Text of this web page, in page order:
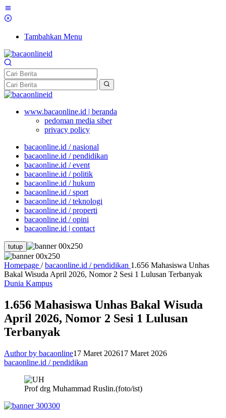
Tambahkan Menu
www.bacaonline.id | beranda
pedoman media siber
privacy policy
bacaonline.id / nasional
bacaonline.id / pendidikan
bacaonline.id / event
bacaonline.id / politik
bacaonline.id / hukum
bacaonline.id / sport
bacaonline.id / teknologi
bacaonline.id / properti
bacaonline.id / opini
bacaonline.id | contact
tutup
Homepage / bacaonline.id / pendidikan 1.656 Mahasiswa Unhas
Bakal Wisuda April 2026, Nomor 2 Sesi 1 Lulusan Terbanyak
Dunia Kampus
1.656 Mahasiswa Unhas Bakal Wisuda
April 2026, Nomor 2 Sesi 1 Lulusan
Terbanyak
Author by bacaonline17 Maret 202617 Maret 2026
bacaonline.id / pendidikan
Prof drg Muhammad Ruslin.(foto/ist)